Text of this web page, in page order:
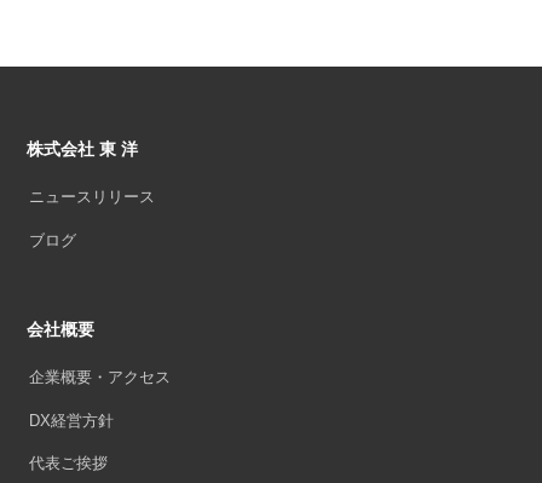
株式会社 東 洋
ニュースリリース
ブログ
会社概要
企業概要・アクセス
DX経営方針
代表ご挨拶